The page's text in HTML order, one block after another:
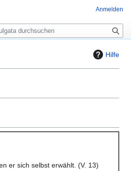
Hilfe
er sich selbst erwählt. (V. 13)
Anmelden